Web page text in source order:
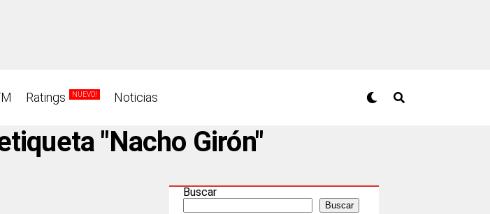
Ratings NUEVO! Noticias
"Nacho Girón"
Buscar
Buscar